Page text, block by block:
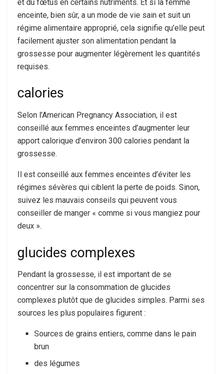
et du fœtus en certains nutriments. Et si la femme
enceinte, bien sûr, a un mode de vie sain et suit un
régime alimentaire approprié, cela signifie qu’elle peut
facilement ajuster son alimentation pendant la
grossesse pour augmenter légèrement les quantités
requises.
calories
Selon l’American Pregnancy Association, il est
conseillé aux femmes enceintes d’augmenter leur
apport calorique d’environ 300 calories pendant la
grossesse.
Il est conseillé aux femmes enceintes d’éviter les
régimes sévères qui ciblent la perte de poids. Sinon,
suivez les mauvais conseils qui peuvent vous
conseiller de manger « comme si vous mangiez pour
deux ».
glucides complexes
Pendant la grossesse, il est important de se
concentrer sur la consommation de glucides
complexes plutôt que de glucides simples. Parmi ses
sources les plus populaires figurent :
Sources de grains entiers, comme dans le pain
brun
des légumes